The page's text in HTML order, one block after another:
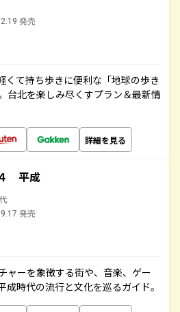
発売
くて持ち歩きに便利な「地球の歩き
台北を楽しみ尽くすプラン＆最新情
詳細を見る
平成
発売
ャーを象徴する街や、音楽、ゲー
成時代の流行と文化を巡るガイド。